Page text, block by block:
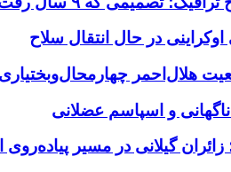
هلال‌احمر چهارمحال‌وبختیاری
و اسپاسم عضلانی
گیلانی در مسیر پیاده‌روی